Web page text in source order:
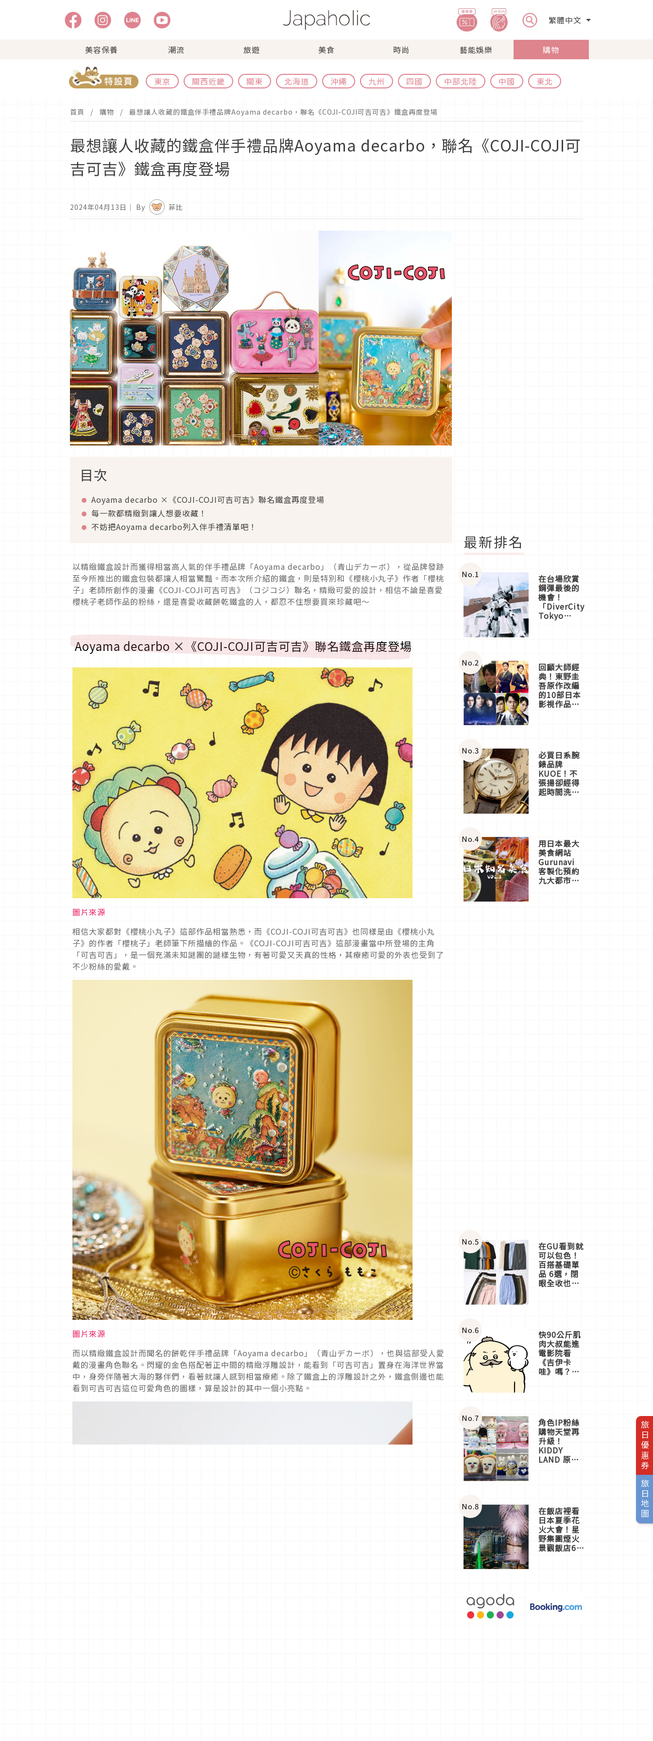
繁體中文
美容保養 潮流 旅遊 美食 時尚 藝能娛樂 購物
東京 關西近畿 關東 北海道 沖繩 九州 四國 中部北陸 中國 東北
旅日優惠券
旅日地圖
首頁 購物 最想讓人收藏的鐵盒伴手禮品牌Aoyama decarbo，聯名《COJI-COJI可吉可吉》鐵盒再度登場
最想讓人收藏的鐵盒伴手禮品牌Aoyama decarbo，聯名《COJI-COJI可
吉可吉》鐵盒再度登場
2024年04月13日 ｜ By 菲比
目次
Aoyama decarbo ×《COJI-COJI可吉可吉》聯名鐵盒再度登場
每一款都精緻到讓人想要收藏！
不妨把Aoyama decarbo列入伴手禮清單吧！
以精緻鐵盒設計而獲得相當高人氣的伴手禮品牌「Aoyama decarbo」（青山デカーボ），從品牌發跡
至今所推出的鐵盒包裝都讓人相當驚豔。而本次所介紹的鐵盒，則是特別和《櫻桃小丸子》作者「櫻桃
子」老師所創作的漫畫《COJI-COJI可吉可吉》（コジコジ）聯名，精緻可愛的設計，相信不論是喜愛
櫻桃子老師作品的粉絲，還是喜愛收藏餅乾鐵盒的人，都忍不住想要買來珍藏吧～
Aoyama decarbo ×《COJI-COJI可吉可吉》聯名鐵盒再度登場
圖片來源
相信大家都對《櫻桃小丸子》這部作品相當熟悉，而《COJI-COJI可吉可吉》也同樣是由《櫻桃小丸
子》的作者「櫻桃子」老師筆下所描繪的作品。《COJI-COJI可吉可吉》這部漫畫當中所登場的主角
「可吉可吉」，是一個充滿未知謎團的謎樣生物，有著可愛又天真的性格，其療癒可愛的外表也受到了
不少粉絲的愛戴。
圖片來源
而以精緻鐵盒設計而聞名的餅乾伴手禮品牌「Aoyama decarbo」（青山デカーボ），也與這部受人愛
戴的漫畫角色聯名。閃耀的金色搭配著正中間的精緻浮雕設計，能看到「可吉可吉」置身在海洋世界當
中，身旁伴隨著大海的夥伴們，看著就讓人感到相當療癒。除了鐵盒上的浮雕設計之外，鐵盒側邊也能
看到可吉可吉這位可愛角色的圖樣，算是設計的其中一個小亮點。
最新排名
No.1 在台場欣賞
鋼彈最後的
機會！
「DiverCity
Tokyo
體驗
No.2 回顧大師經
典！東野圭
吾原作改編
的10部日本
影視作品推
No.3 必買日系腕
錶品牌
KUOE！不
張揚卻經得
起時間洗鍊
No.4 用日本最大
美食網站
Gurunavi
客製化預約
九大都市餐
No.5 在GU看到就
可以包色！
百搭基礎單
品 6選，閉
眼全收也不
No.6 快90公斤肌
肉大叔能進
電影院看
《吉伊卡
哇》嗎？日
一同給出了
答案
No.7 角色IP粉絲
購物天堂再
升級！
KIDDY
LAND 原宿
店3分即達
No.8 在飯店裡看
日本夏季花
火大會！星
野集團煙火
景觀飯店6